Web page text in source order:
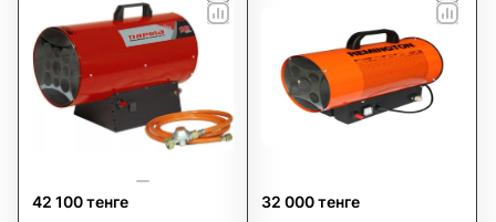
42 100 тенге
32 000 тенге